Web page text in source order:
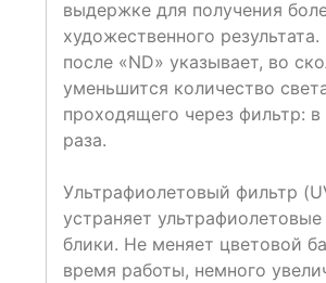
выдержке для получения
художественного
после «ND» указывает, во
уменьшится количество
проходящего через фильтр: в
раза.
Ультрафиолетовый фильтр
устраняет
блики. Не меняет цветовой
время работы, немного